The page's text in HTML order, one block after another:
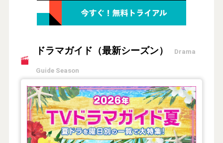
ドラマガイド（最新シーズン） Drama
Guide Season
【2026年夏】TVドラマガイド